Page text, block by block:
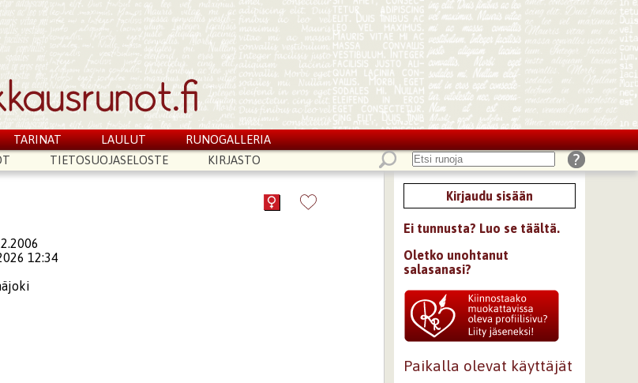
TARINAT LAULUT
RUNOGALLERIA
TIETOSUOJASELOSTE KIRJASTO
12:34
Kirjaudu sisään
Ei tunnusta? Luo se täältä.
Oletko unohtanut
salasanasi?
Paikalla olevat käyttäjät